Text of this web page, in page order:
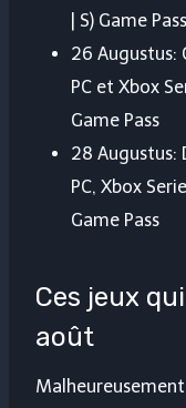
| S) Game
26 Augustus:
PC et Xbox
Game Pass
28 Augustus:
PC, Xbox
Game Pass
Ces jeux
août